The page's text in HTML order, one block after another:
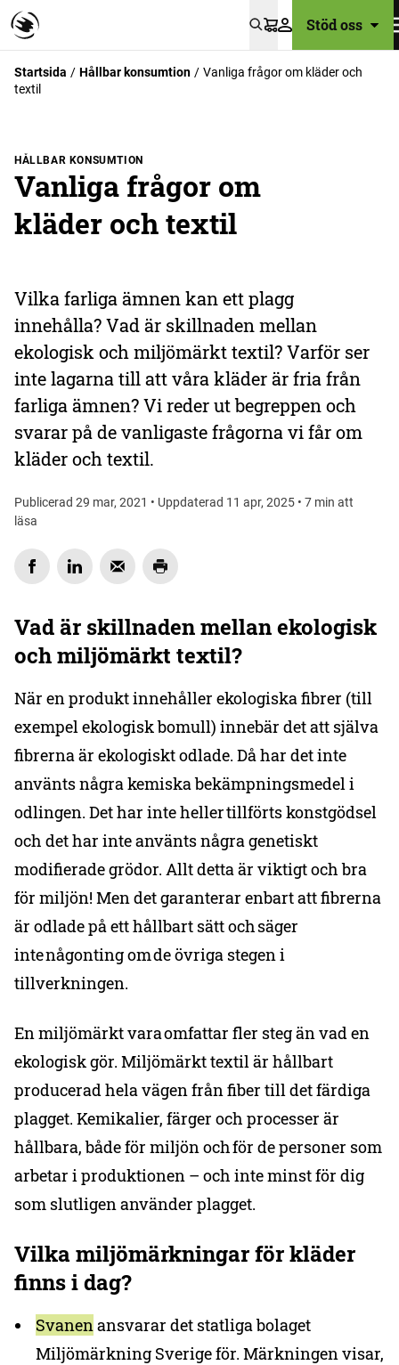
VarukorgStöd oss
Startsida Hållbar konsumtion
Vanliga frågor om kläder och
textil
HÅLLBAR KONSUMTION
Vanliga frågor om
kläder och textil
Vilka farliga ämnen kan ett plagg
innehålla? Vad är skillnaden mellan
ekologisk och miljömärkt textil? Varför ser
inte lagarna till att våra kläder är fria från
farliga ämnen? Vi reder ut begreppen och
svarar på de vanligaste frågorna vi får om
kläder och textil.
Publicerad 29 mar, 2021 • Uppdaterad 11 apr, 2025 • 7 min att
läsa
Vad är skillnaden mellan ekologisk
och miljömärkt textil?
När en produkt innehåller ekologiska fibrer (till
exempel ekologisk bomull) innebär det att själva
fibrerna är ekologiskt odlade. Då har det inte
använts några kemiska bekämpningsmedel i
odlingen. Det har inte heller tillförts konstgödsel
och det har inte använts några genetiskt
modifierade grödor. Allt detta är viktigt och bra
för miljön! Men det garanterar enbart att fibrerna
är odlade på ett hållbart sätt och säger
inte någonting om de övriga stegen i
tillverkningen.
En miljömärkt vara omfattar fler steg än vad en
ekologisk gör. Miljömärkt textil är hållbart
producerad hela vägen från fiber till det färdiga
plagget. Kemikalier, färger och processer är
hållbara, både för miljön och för de personer som
arbetar i produktionen – och inte minst för dig
som slutligen använder plagget.
Vilka miljömärkningar för kläder
finns i dag?
Svanenansvarar det statliga bolaget
Miljömärkning Sverige för. Märkningen visar,